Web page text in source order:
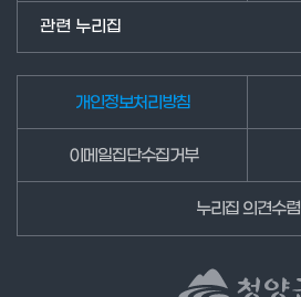
관련 누리집
개인정보처리방침
이메일집단수집거부
누리집 의견수렴